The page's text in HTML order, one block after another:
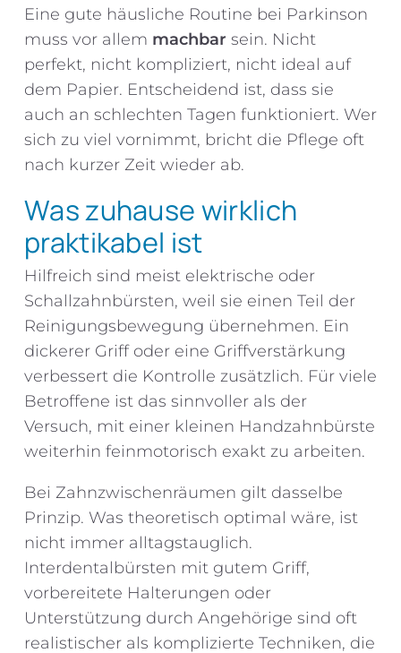
Eine gute häusliche Routine bei Parkinson
muss vor allem machbar sein. Nicht
perfekt, nicht kompliziert, nicht ideal auf
dem Papier. Entscheidend ist, dass sie
auch an schlechten Tagen funktioniert. Wer
sich zu viel vornimmt, bricht die Pflege oft
nach kurzer Zeit wieder ab.
Was zuhause wirklich
praktikabel ist
Hilfreich sind meist elektrische oder
Schallzahnbürsten, weil sie einen Teil der
Reinigungsbewegung übernehmen. Ein
dickerer Griff oder eine Griffverstärkung
verbessert die Kontrolle zusätzlich. Für viele
Betroffene ist das sinnvoller als der
Versuch, mit einer kleinen Handzahnbürste
weiterhin feinmotorisch exakt zu arbeiten.
Bei Zahnzwischenräumen gilt dasselbe
Prinzip. Was theoretisch optimal wäre, ist
nicht immer alltagstauglich.
Interdentalbürsten mit gutem Griff,
vorbereitete Halterungen oder
Unterstützung durch Angehörige sind oft
realistischer als komplizierte Techniken, die